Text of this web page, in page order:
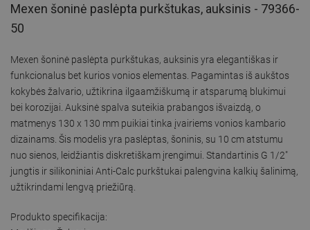
Mexen šoninė paslėpta purkštukas, auksinis - 79366-
50
Mexen šoninė paslėpta purkštukas, auksinis yra elegantiškas ir
funkcionalus bet kurios vonios elementas. Pagamintas iš aukštos
kokybės žalvario, užtikrina ilgaamžiškumą ir atsparumą blukimui
bei korozijai. Auksinė spalva suteikia prabangos išvaizdą, o
matmenys 130 x 130 mm puikiai tinka įvairiems vonios kambario
dizainams. Šis modelis yra paslėptas, šoninis, su 10 cm atstumu
nuo sienos, leidžiantis diskretiškam įrengimui. Standartinis G 1/2"
jungtis ir silikoniniai Anti-Calc purkštukai palengvina kalkių šalinimą,
užtikrindami lengvą priežiūrą.
Produkto specifikacija: